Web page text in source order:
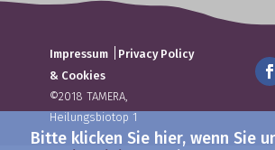
Bitte klicken Sie hier, wenn Sie
Impressum|
Privacy Policy
& Cookies
©2018 TAMERA,
Heilungsbiotop 1